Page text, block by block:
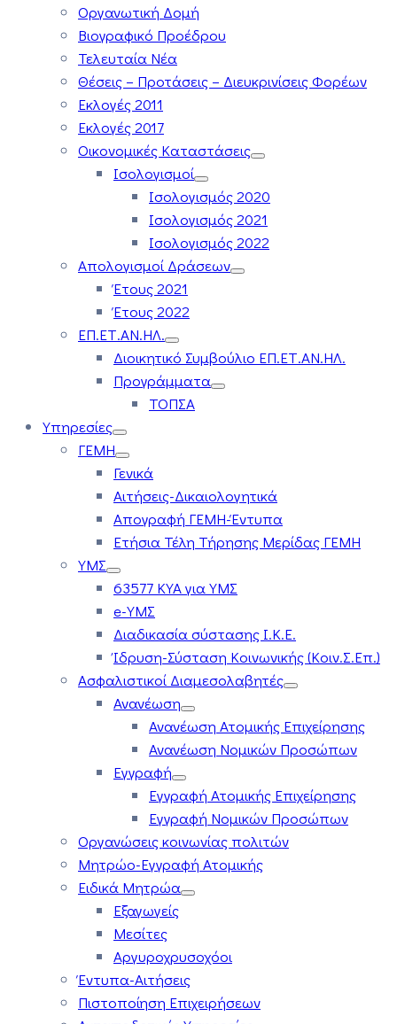
Οργανωτική Δομή
Βιογραφικό Προέδρου
Τελευταία Νέα
Θέσεις – Προτάσεις – Διευκρινίσεις Φορέων
Εκλογές 2011
Εκλογές 2017
Οικονομικές Καταστάσεις
Ισολογισμοί
Ισολογισμός 2020
Ισολογισμός 2021
Ισολογισμός 2022
Απολογισμοί Δράσεων
Έτους 2021
Έτους 2022
ΕΠ.ΕΤ.ΑΝ.ΗΛ.
Διοικητικό Συμβούλιο ΕΠ.ΕΤ.ΑΝ.ΗΛ.
Προγράμματα
ΤΟΠΣΑ
Υπηρεσίες
ΓΕΜΗ
Γενικά
Αιτήσεις-Δικαιολογητικά
Απογραφή ΓΕΜΗ-Έντυπα
Ετήσια Τέλη Τήρησης Μερίδας ΓΕΜΗ
ΥΜΣ
63577 ΚΥΑ για ΥΜΣ
e-ΥΜΣ
Διαδικασία σύστασης Ι.Κ.Ε.
Ίδρυση-Σύσταση Κοινωνικής (Κοιν.Σ.Επ.)
Ασφαλιστικοί Διαμεσολαβητές
Ανανέωση
Ανανέωση Ατομικής Επιχείρησης
Ανανέωση Νομικών Προσώπων
Εγγραφή
Εγγραφή Ατομικής Επιχείρησης
Εγγραφή Νομικών Προσώπων
Οργανώσεις κοινωνίας πολιτών
Μητρώο-Εγγραφή Ατομικής
Ειδικά Μητρώα
Εξαγωγείς
Μεσίτες
Αργυροχρυσοχόοι
Έντυπα-Αιτήσεις
Πιστοποίηση Επιχειρήσεων